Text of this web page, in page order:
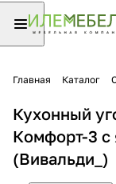
Главная Каталог
Кухонный
Комфорт-3
(Вивальди_)